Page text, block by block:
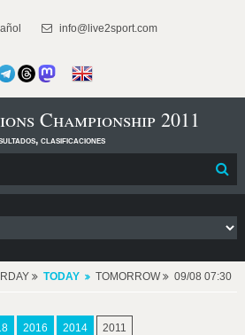
info@live2sport.com
Championship 2011
clasificaciones
TODAY TOMORROW 09/08 07:30
2016 2014 2011